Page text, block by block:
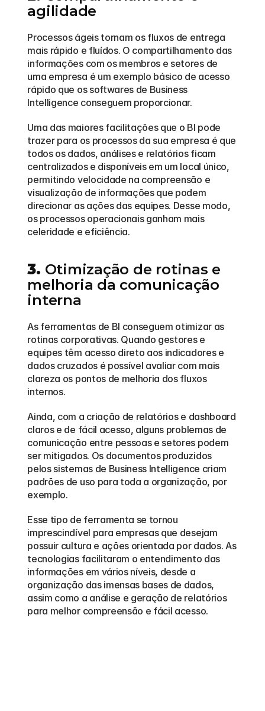
agilidade
Processos ágeis tornam os fluxos de entrega
mais rápido e fluídos. O compartilhamento das
informações com os membros e setores de
uma empresa é um exemplo básico de acesso
rápido que os softwares de Business
Intelligence conseguem proporcionar.
Uma das maiores facilitações que o BI pode
trazer para os processos da sua empresa é que
todos os dados, análises e relatórios ficam
centralizados e disponíveis em um local único,
permitindo velocidade na compreensão e
visualização de informações que podem
direcionar as ações das equipes. Desse modo,
os processos operacionais ganham mais
celeridade e eficiência.
3. Otimização de rotinas e
melhoria da comunicação
interna
As ferramentas de BI conseguem otimizar as
rotinas corporativas. Quando gestores e
equipes têm acesso direto aos indicadores e
dados cruzados é possível avaliar com mais
clareza os pontos de melhoria dos fluxos
internos.
Ainda, com a criação de relatórios e dashboard
claros e de fácil acesso, alguns problemas de
comunicação entre pessoas e setores podem
ser mitigados. Os documentos produzidos
pelos sistemas de Business Intelligence criam
padrões de uso para toda a organização, por
exemplo.
Esse tipo de ferramenta se tornou
imprescindível para empresas que desejam
possuir cultura e ações orientada por dados. As
tecnologias facilitaram o entendimento das
informações em vários níveis, desde a
organização das imensas bases de dados,
assim como a análise e geração de relatórios
para melhor compreensão e fácil acesso.